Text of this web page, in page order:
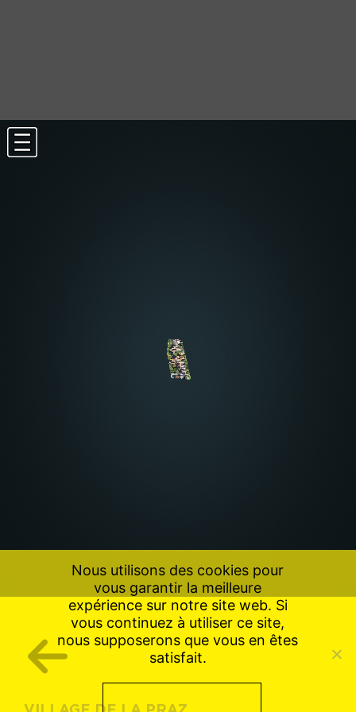
VILLAGE DE LA PRAZ
Nous utilisons des cookies pour
vous garantir la meilleure
expérience sur notre site web. Si
vous continuez à utiliser ce site,
nous supposerons que vous en êtes
satisfait.